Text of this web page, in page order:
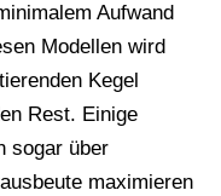
Aufwand
Modellen wird
Kegel
Rest. Einige
sogar über
maximieren